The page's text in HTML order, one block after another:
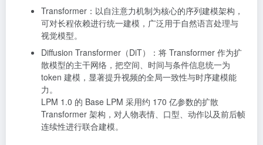
Transformer：以自注意力机制为核心的序列建模架构，
可对长程依赖进行统一建模，广泛用于自然语言处理与
视觉模型。
Diffusion Transformer（DiT）：将 Transformer 作为扩
散模型的主干网络，把空间、时间与条件信息统一为
token 建模，显著提升视频的全局一致性与时序建模能
力。
LPM 1.0 的 Base LPM 采用约 170 亿参数的扩散
Transformer 架构，对人物表情、口型、动作以及前后帧
连续性进行联合建模。